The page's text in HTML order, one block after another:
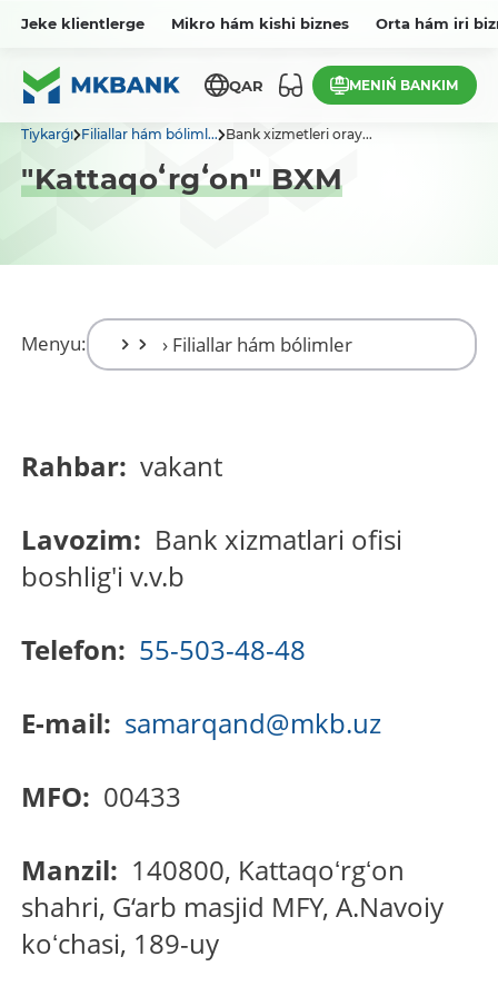
Jeke klientlerge Mikro hám kishi biznes Orta hám iri
QAR MENIŃ BANKIM
Tiykarǵı Filiallar hám bóliml... Bank xizmetleri oray...
"Kattaqoʻrgʻon" BXM
Menyu:
Rahbar: vakant
Lavozim: Bank xizmatlari ofisi
boshlig'i v.v.b
Telefon: 55-503-48-48
E-mail: samarqand@mkb.uz
MFO: 00433
Manzil: 140800, Kattaqoʻrgʻon
shahri, G‘arb masjid MFY, A.Navoiy
koʻchasi, 189-uy